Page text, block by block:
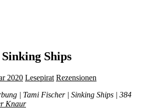
Ships
2020 Lesepirat Rezensionen
| Tami Fischer | Sinking Ships | 384
Knaur